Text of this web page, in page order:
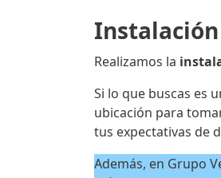
Realizamos la
Si lo que buscas es
ubicación para
tus expectativas de
Además, en Grupo